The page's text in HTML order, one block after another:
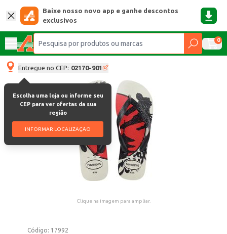
Baixe nosso novo app e ganhe descontos
exclusivos
0
Entregue no CEP: 02170-901
Escolha uma loja ou informe seu
CEP para ver ofertas da sua
região
INFORMAR LOCALIZAÇÃO
Clique na imagem para ampliar.
Código: 17992